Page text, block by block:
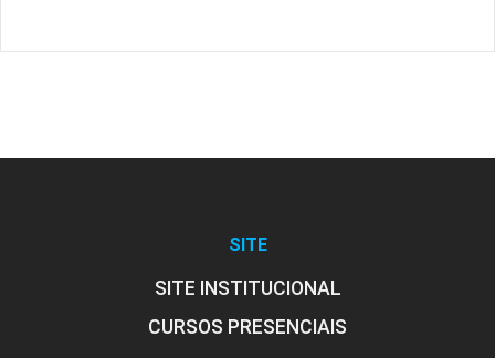
SITE
SITE INSTITUCIONAL
CURSOS PRESENCIAIS